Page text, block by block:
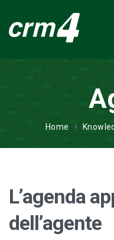
Home
L’agenda
dell’agente